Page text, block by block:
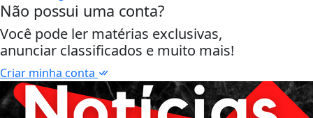
Não possui uma conta?
Você pode ler matérias exclusivas,
anunciar classificados e muito mais!
Criar minha conta